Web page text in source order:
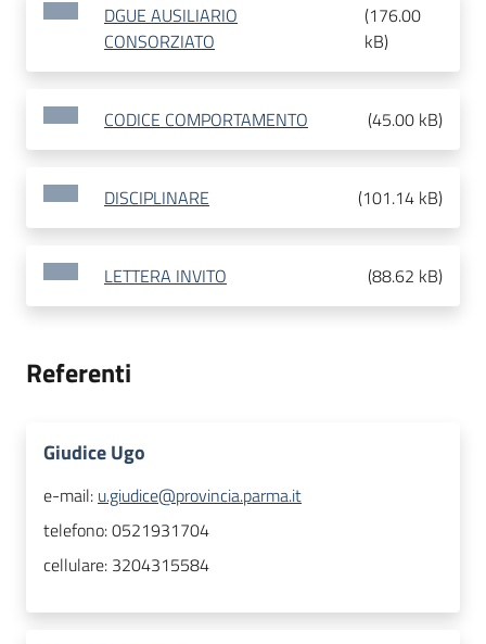
DGUE AUSILIARIO
CONSORZIATO
(176.00
kB)
CODICE COMPORTAMENTO (45.00 kB)
DISCIPLINARE (101.14 kB)
LETTERA INVITO (88.62 kB)
Referenti
Giudice Ugo
e-mail: u.giudice@provincia.parma.it
telefono:0521931704
cellulare: 3204315584